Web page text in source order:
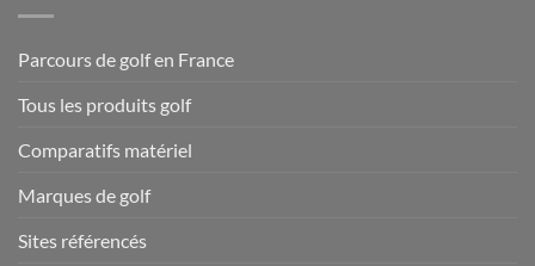
Parcours de golf en France
Tous les produits golf
Comparatifs matériel
Marques de golf
Sites référencés